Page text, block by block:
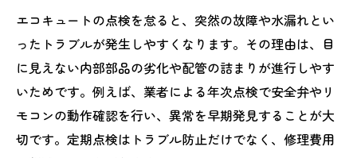
エコキュート交換や工事費用の比較ポイン
補助金申請でエコキュート費用を抑える方
法
賢く活用したいエコキュートお得情報まと
エコキュートの点検を怠ると、突然の故障や水漏れとい
ったトラブルが発生しやすくなります。その理由は、目
に見えない内部部品の劣化や配管の詰まりが進行しやす
いためです。例えば、業者による年次点検で安全弁やリ
モコンの動作確認を行い、異常を早期発見することが大
切です。定期点検はトラブル防止だけでなく、修理費用